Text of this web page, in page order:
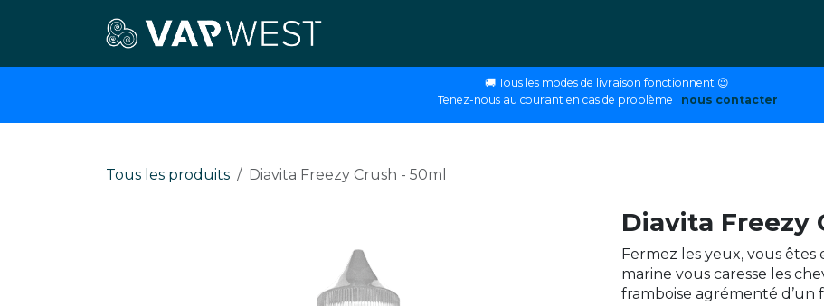
🚚 Tous les modes de livraison fonctionnent 😉
Tenez-nous au courant en cas de problème : nous contacter
Tous les produits Diavita Freezy Crush - 50ml
Diavita Freezy
Fermez les yeux, vous êtes
marine vous caresse les
framboise agrémenté d’un